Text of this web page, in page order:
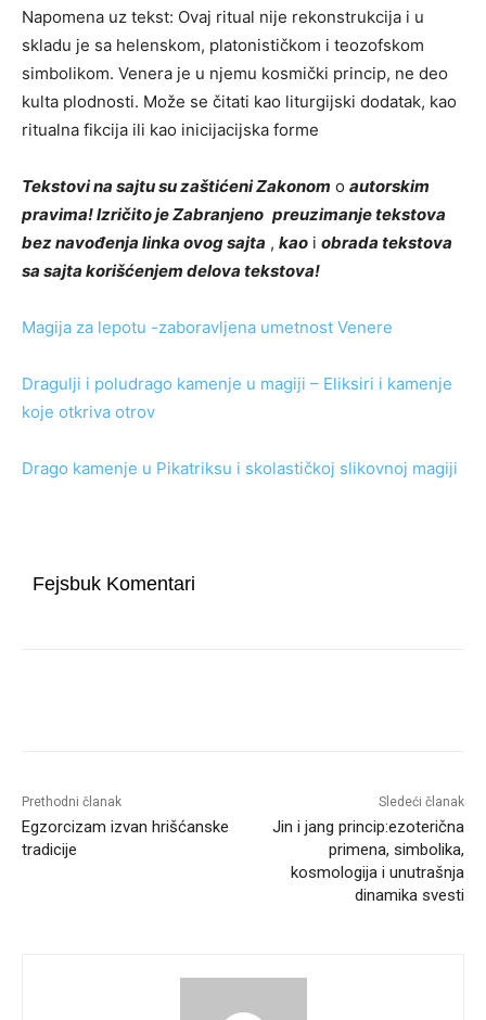
Napomena uz tekst: Ovaj ritual nije rekonstrukcija i u
skladu je sa helenskom, platonističkom i teozofskom
simbolikom. Venera je u njemu kosmički princip, ne deo
kulta plodnosti. Može se čitati kao liturgijski dodatak, kao
ritualna fikcija ili kao inicijacijska forme
Tekstovi na sajtu su zaštićeni Zakonom o autorskim
pravima! Izričito je Zabranjeno preuzimanje tekstova
beznavođenja linka ovog sajta , kao i obrada tekstova
sa sajta korišćenjem delova tekstova!
Magija za lepotu -zaboravljena umetnost Venere
Dragulji i poludrago kamenje u magiji – Eliksiri i kamenje
koje otkriva otrov
Drago kamenje u Pikatriksu i skolastičkoj slikovnoj magiji
Fejsbuk Komentari
Prethodni članak
Egzorcizam izvan hrišćanske
tradicije
Sledeći članak
Jin i jang princip:ezoterična
primena, simbolika,
kosmologija i unutrašnja
dinamika svesti